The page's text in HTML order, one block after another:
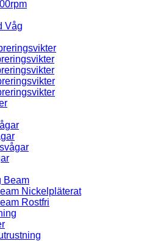
Våg
Beam
Nickelpläterat
Rostfri